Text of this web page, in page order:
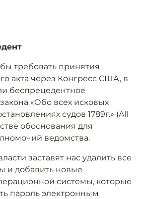
требовать принятия
акта через Конгресс США, в
беспрецедентное
«Обо всех исковых
судов 1789г.» (All
обоснования для
ведомства.
заставят нас удалить все
и добавить новые
системы, которые
пароль электронным